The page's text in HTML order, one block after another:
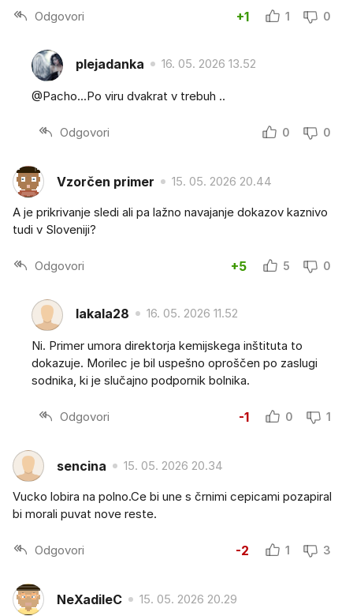
Odgovori +1 1 0
plejadanka 16. 05. 2026 13.52
@Pacho...Po viru dvakrat v trebuh ..
Odgovori 0 0
Vzorčen primer 15. 05. 2026 20.44
A je prikrivanje sledi ali pa lažno navajanje dokazov kaznivo
tudi v Sloveniji?
Odgovori +5 5 0
lakala28 16. 05. 2026 11.52
Ni. Primer umora direktorja kemijskega inštituta to
dokazuje. Morilec je bil uspešno oproščen po zaslugi
sodnika, ki je slučajno podpornik bolnika.
Odgovori -1 0 1
sencina 15. 05. 2026 20.34
Vucko lobira na polno.Ce bi une s črnimi cepicami pozapiral
bi morali puvat nove reste.
Odgovori -2 1 3
NeXadileC 15. 05. 2026 20.29